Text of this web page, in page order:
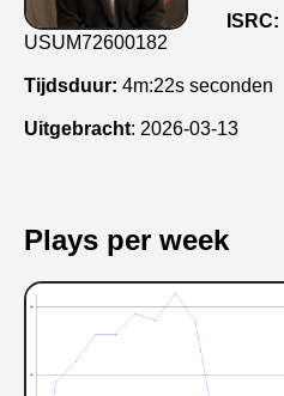
ISRC:
USUM72600182
Tijdsduur: 4m:22s seconden
Uitgebracht: 2026-03-13
Plays per week